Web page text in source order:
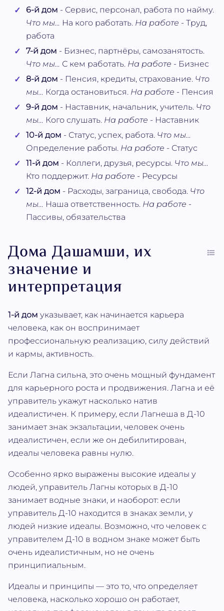
6-й дом - Сервис, персонал, работа по найму.
Что мы… На кого работать. На работе - Труд,
работа
7-й дом - Бизнес, партнёры, самозанятость.
Что мы… С кем работать. На работе - Бизнес
8-й дом - Пенсия, кредиты, страхование. Что
мы… Когда остановиться. На работе - Пенсия
9-й дом - Наставник, начальник, учитель. Что
мы… Кого слушать. На работе - Наставник
10-й дом - Статус, успех, работа. Что мы…
Определение работы. На работе - Статус
11-й дом - Коллеги, друзья, ресурсы. Что мы…
Кто поддержит. На работе - Ресурсы
12-й дом - Расходы, заграница, свобода. Что
мы… Наша ответственность. На работе -
Пассивы, обязательства
Дома Дашамши, их
значение и
интерпретация
1-й дом указывает, как начинается карьера
человека, как он воспринимает
профессиональную реализацию, силу действий
и кармы, активность.
Если Лагна сильна, это очень мощный фундамент
для карьерного роста и продвижения. Лагна и её
управитель укажут насколько натив
идеалистичен. К примеру, если Лагнеша в Д-10
занимает знак экзальтации, человек очень
идеалистичен, если же он дебилитирован,
идеалы человека равны нулю.
Особенно ярко выражены высокие идеалы у
людей, управитель Лагны которых в Д-10
занимает водные знаки, и наоборот: если
управитель Д-10 находится в знаках земли, у
людей низкие идеалы. Возможно, что человек с
управителем Д-10 в водном знаке может быть
очень идеалистичным, но не очень
принципиальным.
Идеалы и принципы — это то, что определяет
человека, насколько хорошо он работает,